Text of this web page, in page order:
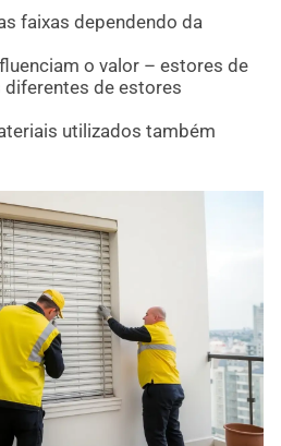
faixas dependendo da
o valor – estores de
de estores
utilizados também